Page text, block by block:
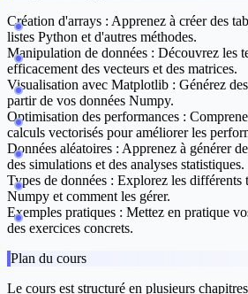
Création d'arrays : Apprenez à créer des
listes Python et d'autres méthodes.
Manipulation de données : Découvrez les
efficacement des vecteurs et des matrices.
Visualisation avec Matplotlib : Générez
partir de vos données Numpy.
Optimisation des performances :
calculs vectorisés pour améliorer les
Données aléatoires : Apprenez à générer
des simulations et des analyses statistiques.
Types de données : Explorez les différents
Numpy et comment les gérer.
Exemples pratiques : Mettez en pratique
des exercices concrets.
Plan du cours
Le cours est structuré en plusieurs